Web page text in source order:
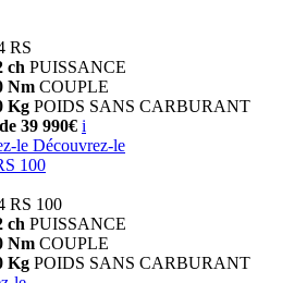
RS
ch PUISSANCE
Nm COUPLE
Kg POIDS SANS CARBURANT
39 990€ i
le Découvrez-le
100
RS 100
ch PUISSANCE
Nm COUPLE
Kg POIDS SANS CARBURANT